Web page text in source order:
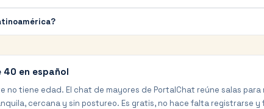
40 en español
no tiene edad. El chat de mayores de PortalChat reúne salas
cercana y sin postureo. Es gratis, no hace falta registrarse